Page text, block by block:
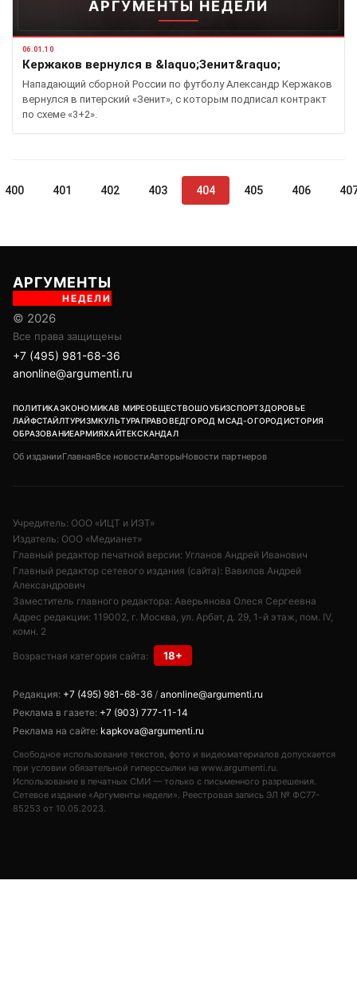
АРГУМЕНТЫ НЕДЕЛИ
06.01.10
Кержаков вернулся в &laquo;Зенит&raquo;
Нападающий сборной России по футболу Александр Кержаков
вернулся в питерский «Зенит», с которым подписал контракт
по схеме «3+2».
400 401 402 403 404 405 406
АРГУМЕНТЫ
НЕДЕЛИ
© 2026
Все права защищены
+7 (495) 981-68-36
anonline@argumenti.ru
ПОЛИТИКАЭКОНОМИКАВ МИРЕОБЩЕСТВОШОУБИЗСПОРТЗДОРОВЬЕ
ЛАЙФСТАЙЛТУРИЗМКУЛЬТУРАПРАВОВЕДГОРОД МСАД-ОГОРОДИСТОРИЯ
ОБРАЗОВАНИЕАРМИЯХАЙТЕКСКАНДАЛ
Об изданииГлавнаяВсе новостиАвторыНовости партнеров
Учредитель: ООО «ИЦТ и ИЭТ»
Издатель: ООО «Медианет»
Главный редактор печатной версии: Угланов Андрей Иванович
Главный редактор сетевого издания (сайта): Вавилов Андрей
Александрович
Заместитель главного редактора: Аверьянова Олеся Сергеевна
Адрес редакции: 119002, г. Москва, ул. Арбат, д. 29, 1-й этаж, пом. IV,
комн. 2
Возрастная категория сайта: 18+
Редакция: +7 (495) 981-68-36 / anonline@argumenti.ru
Реклама в газете: +7 (903) 777-11-14
Реклама на сайте: kapkova@argumenti.ru
Свободное использование текстов, фото и видеоматериалов допускается
при условии обязательной гиперссылки на www.argumenti.ru.
Использование в печатных СМИ — только с письменного разрешения.
Сетевое издание «Аргументы недели». Реестровая запись ЭЛ № ФС77-
85253 от 10.05.2023.